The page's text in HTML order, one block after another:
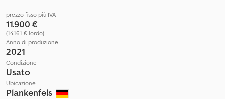
prezzo fisso più IVA
11.900 €
(14.161 € lordo)
Anno di produzione
2021
Condizione
Usato
Ubicazione
Plankenfels